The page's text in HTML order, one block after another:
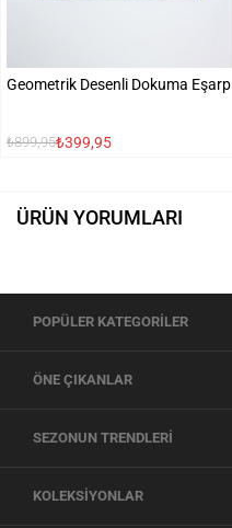
Geometrik Desenli Dokuma Eşarp
₺899,95₺399,95
ÜRÜN YORUMLARI
POPÜLER KATEGORİLER
ÖNE ÇIKANLAR
SEZONUN TRENDLERİ
KOLEKSİYONLAR